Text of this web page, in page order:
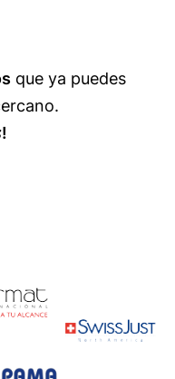
que ya puedes
!